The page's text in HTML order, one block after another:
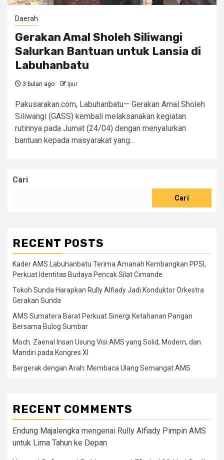
Daerah
Gerakan Amal Sholeh Siliwangi
Salurkan Bantuan untuk Lansia di
Labuhanbatu
3 bulan ago Ipur
Pakusarakan.com, Labuhanbatu— Gerakan Amal Sholeh
Siliwangi (GASS) kembali melaksanakan kegiatan
rutinnya pada Jumat (24/04) dengan menyalurkan
bantuan kepada masyarakat yang...
Cari
Cari
RECENT POSTS
Kader AMS Labuhanbatu Terima Amanah Kembangkan PPSI,
Perkuat Identitas Budaya Pencak Silat Cimande
Tokoh Sunda Harapkan Rully Alfiady Jadi Konduktor Orkestra
Gerakan Sunda
AMS Sumatera Barat Perkuat Sinergi Ketahanan Pangan
Bersama Bulog Sumbar
Moch. Zaenal Insan Usung Visi AMS yang Solid, Modern, dan
Mandiri pada Kongres XI
Bergerak dengan Arah: Membaca Ulang Semangat AMS
RECENT COMMENTS
Endung Majalengka mengenai Rully Alfiady Pimpin AMS
untuk Lima Tahun ke Depan